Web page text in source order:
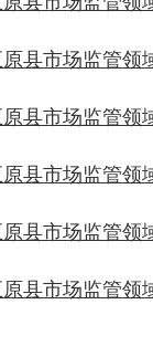
原县市场监管领
原县市场监管领
原县市场监管领
原县市场监管领
原县市场监管领